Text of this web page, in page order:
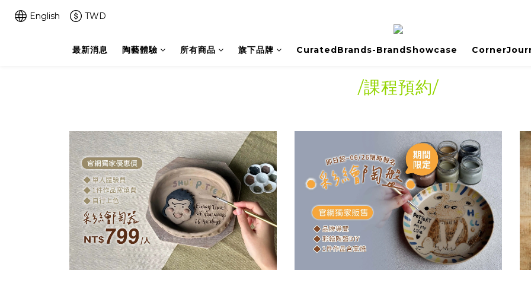
English TWD
最新消息 陶藝體驗 所有商品 旗下品牌 CuratedBrands-BrandShowcase
/課程預約/